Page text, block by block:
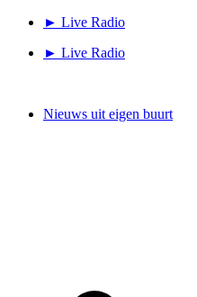
► Live Radio
► Live Radio
Nieuws uit eigen buurt